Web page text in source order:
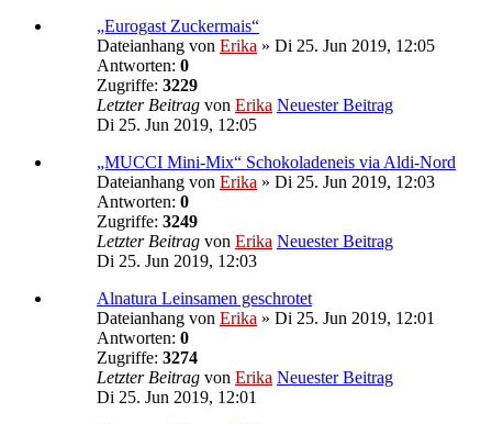
„Eurogast Zuckermais“
Dateianhang von Erika » Di 25. Jun 2019, 12:05
Antworten: 0
Zugriffe: 3229
Letzter Beitrag von Erika Neuester Beitrag
Di 25. Jun 2019, 12:05
„MUCCI Mini-Mix“ Schokoladeneis via Aldi-Nord
Dateianhang von Erika » Di 25. Jun 2019, 12:03
Antworten: 0
Zugriffe: 3249
Letzter Beitrag von Erika Neuester Beitrag
Di 25. Jun 2019, 12:03
Alnatura Leinsamen geschrotet
Dateianhang von Erika » Di 25. Jun 2019, 12:01
Antworten: 0
Zugriffe: 3274
Letzter Beitrag von Erika Neuester Beitrag
Di 25. Jun 2019, 12:01